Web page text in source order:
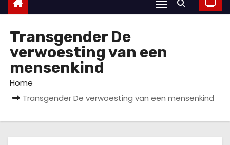
d
Transgender De
verwoesting van een
mensenkind
Home
Transgender De verwoesting van een mensenkind